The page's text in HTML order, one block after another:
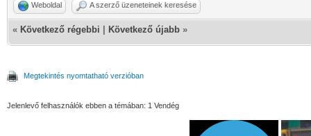
Weboldal A szerző üzeneteinek keresése
« Következő régebbi Következő újabb »
Megtekintés nyomtatható verzióban
Jelenlevő felhasználók ebben a témában: 1 Vendég